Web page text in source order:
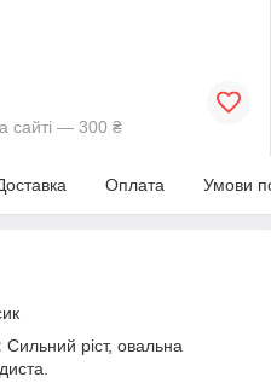
сайті — 300 ₴
Оплата Умови
Сильний ріст, овальна